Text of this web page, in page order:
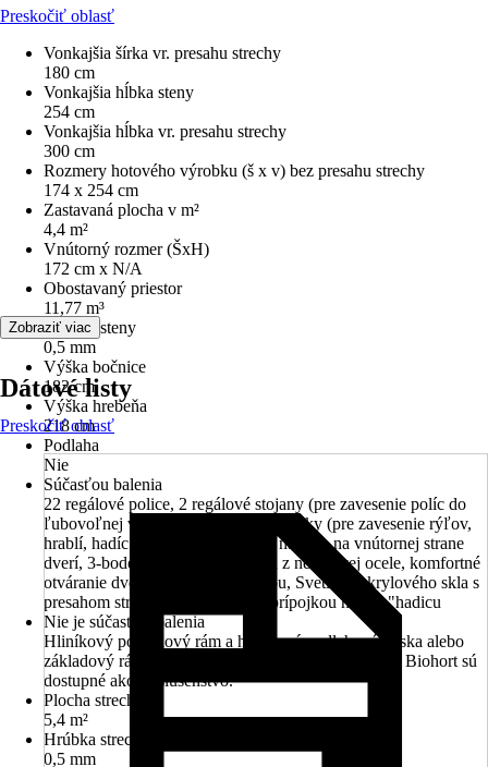
Preskočiť oblasť
Vonkajšia šírka vr. presahu strechy
180 cm
Vonkajšia hĺbka steny
254 cm
Vonkajšia hĺbka vr. presahu strechy
300 cm
Rozmery hotového výrobku (š x v) bez presahu strechy
174 x 254 cm
Zastavaná plocha v m²
4,4 m²
Vnútorný rozmer (ŠxH)
172 cm x N/A
Obostavaný priestor
11,77 m³
Hrúbka steny
0,5 mm
Výška bočnice
182 cm
Výška hrebeňa
218 cm
Podlaha
Nie
Súčasťou balenia
22 regálové police, 2 regálové stojany (pre zavesenie políc do
ľubovoľnej výšky), 4 nástrojové držiaky (pre zavesenie rýľov,
hrablí, hadíc a pod.), 2 držiaky na náradie na vnútornej strane
dverí, 3-bodový zámok s kľučkou z nerezovej ocele, komfortné
otváranie dverí s tlakovou pružinou, Svetlík z akrylového skla s
presahom strechy, strešný žľab s prípojkou na 5/4 "hadicu
Nie je súčasťou balenia
Hliníkový podlahový rám a hliníková podlahová doska alebo
základový rám pre ukotvenie na zemných skrutkách Biohort sú
dostupné ako príslušenstvo.
Plocha strechy
5,4 m²
Hrúbka strechy
0,5 mm
Zobraziť viac
Dátové listy
Preskočiť oblasť